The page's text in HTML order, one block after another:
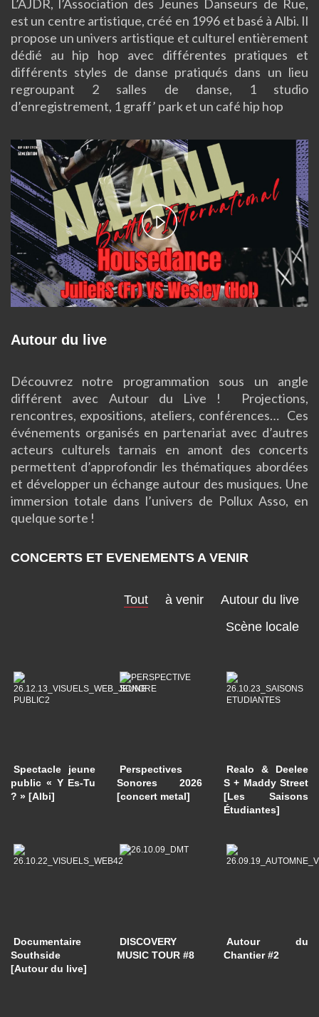
L’AJDR, l’Association des Jeunes Danseurs de Rue,
est un centre artistique, créé en 1996 et basé à Albi. Il
propose un univers artistique et culturel entièrement
dédié au hip hop avec différentes pratiques et
différents styles de danse pratiqués dans un lieu
regroupant 2 salles de danse, 1 studio
d’enregistrement, 1 graff’ park et un café hip hop
Play
Video
Autour du live
Découvrez notre programmation sous un angle
différent avec Autour du Live ! Projections,
rencontres, expositions, ateliers, conférences… Ces
événements organisés en partenariat avec d’autres
acteurs culturels tarnais en amont des concerts
permettent d’approfondir les thématiques abordées
et développer un échange autour des musiques. Une
immersion totale dans l’univers de Pollux Asso, en
quelque sorte !
CONCERTS ET EVENEMENTS A VENIR
Tout à venir
Autour du live
Scène locale
Spectacle jeune
public « Y Es-Tu
? » [Albi]
Perspectives
Sonores 2026
[concert metal]
Realo & Deelee
S + Maddy Street
[Les Saisons
Étudiantes]
Documentaire
Southside
[Autour du live]
DISCOVERY
MUSIC TOUR #8
Autour du
Chantier #2